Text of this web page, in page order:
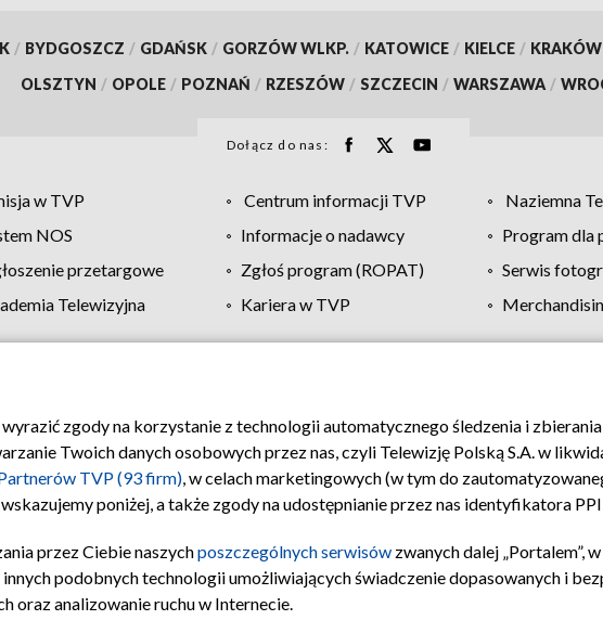
/ BYDGOSZCZ / GDAŃSK / GORZÓW WLKP. / KATOWICE / KIELCE / KRAKÓW
OLSZTYN / OPOLE / POZNAŃ / RZESZÓW / SZCZECIN / WARSZAWA /
Dołącz do nas:
w TVP Centrum informacji TVP Naziemna
NOS Informacje o nadawcy
Program dla
przetargowe Zgłoś program (ROPAT)
Serwis
Telewizyjna Kariera w TVP
TVP Polityka prywatności Moje zgody Pomoc Biuro
zgody na korzystanie z technologii automatycznego śledzenia i
Twoich danych osobowych przez nas, czyli Telewizję Polską S.A. w
TVP (93 firm), w celach marketingowych (w tym do
poniżej, a także zgody na udostępnianie przez nas identyfikatora
przez Ciebie naszychposzczególnych serwisów zwanych dalej „Portalem”,
podobnych technologii umożliwiających świadczenie dopasowanych i
oraz analizowanie ruchu w Internecie.